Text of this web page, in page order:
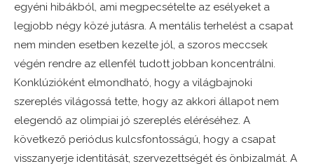
egyéni hibákból, ami megpecsételte az esélyeket a
legjobb négy közé jutásra. A mentális terhelést a csapat
nem minden esetben kezelte jól, a szoros meccsek
végén rendre az ellenfél tudott jobban koncentrálni.
Konklúzióként elmondható, hogy a világbajnoki
szereplés világossá tette, hogy az akkori állapot nem
elegendő az olimpiai jó szereplés eléréséhez. A
következő periódus kulcsfontosságú, hogy a csapat
visszanyerje identitását, szervezettségét és önbizalmát. A